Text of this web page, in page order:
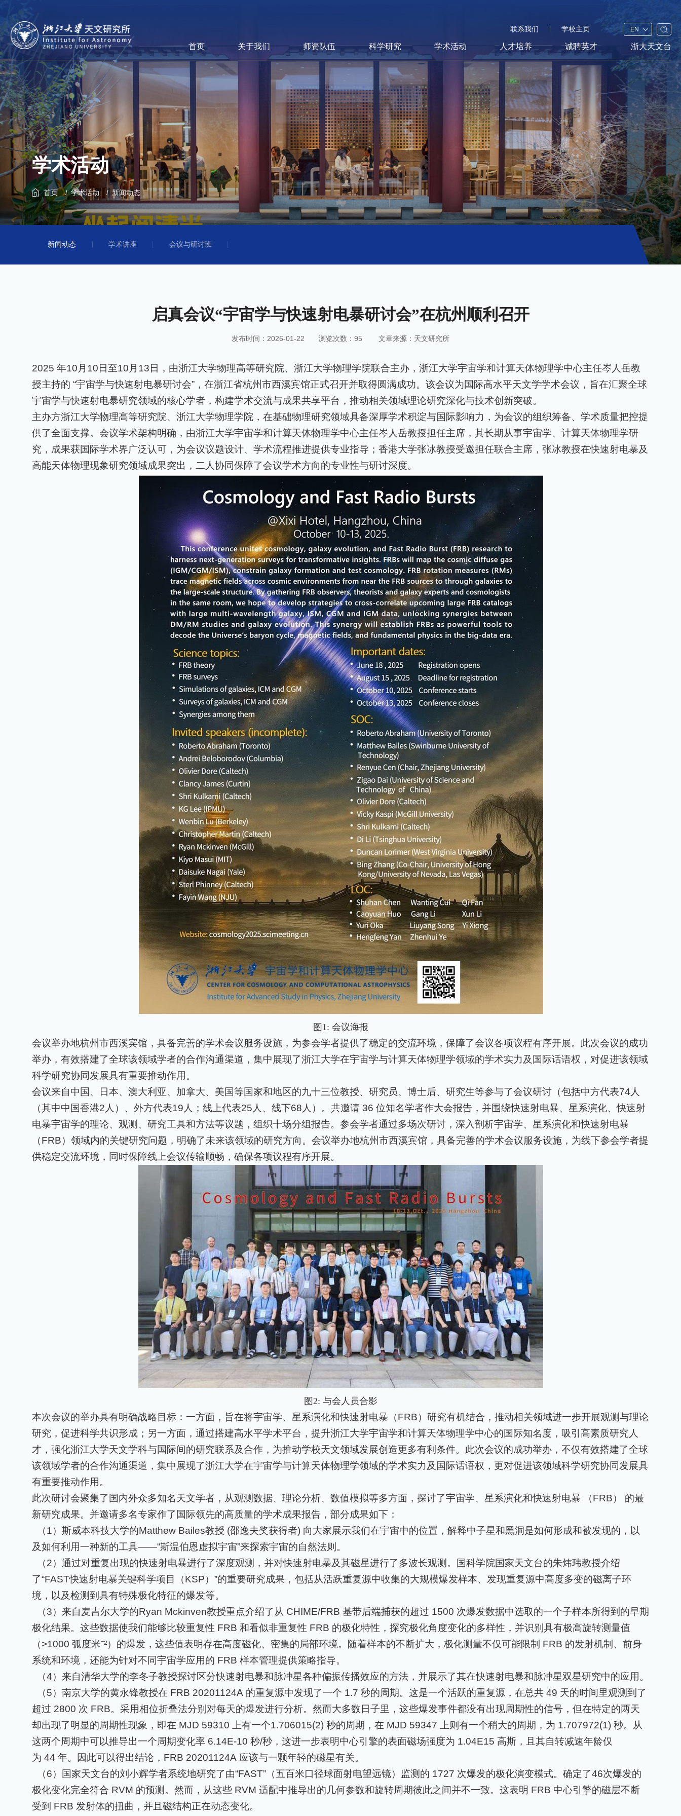
联系我们 学校主页 EN
首页 关于我们 师资队伍 科学研究 学术活动 人才培养 诚聘英才 浙大天文台
学术活动
首页 学术活动 新闻动态
新闻动态 学术讲座 会议与研讨班
启真会议“宇宙学与快速射电暴研讨会”在杭州顺利召开
发布时间：2026-01-22 浏览次数： 95 文章来源：天文研究所
2025 年10月 10 日至10月 13 日，由浙江大学物理高等研究院、浙江大学物理学院联合主办，浙江大学宇宙学和计算天体物理学中心主任岑人岳教
授主持的 “宇宙学与快速射电暴研讨会”，在浙江省杭州市西溪宾馆正式召开并取得圆满成功。该会议为国际高水平天文学学术会议，旨在汇聚全球
宇宙学与快速射电暴研究领域的核心学者，构建学术交流与成果共享平台，推动相关领域理论研究深化与技术创新突破。
主办方浙江大学物理高等研究院、浙江大学物理学院，在基础物理研究领域具备深厚学术积淀与国际影响力，为会议的组织筹备、学术质量把控提
供了全面支撑。会议学术架构明确，由浙江大学宇宙学和计算天体物理学中心主任岑人岳教授担任主席，其长期从事宇宙学、计算天体物理学研
究，成果获国际学术界广泛认可，为会议议题设计、学术流程推进提供专业指导；香港大学张冰教授受邀担任联合主席，张冰教授在快速射电暴及
高能天体物理现象研究领域成果突出，二人协同保障了会议学术方向的专业性与研讨深度。
图1: 会议海报
会议举办地杭州市西溪宾馆，具备完善的学术会议服务设施，为参会学者提供了稳定的交流环境，保障了会议各项议程有序开展。此次会议的成功
举办，有效搭建了全球该领域学者的合作沟通渠道，集中展现了浙江大学在宇宙学与计算天体物理学领域的学术实力及国际话语权，对促进该领域
科学研究协同发展具有重要推动作用。
会议来自中国、日本、澳大利亚、加拿大、美国等国家和地区的九十三位教授、研究员、博士后、研究生等参与了会议研讨（包括中方代表74人
（其中中国香港2人）、外方代表19人；线上代表25人、线下68人）。共邀请 36 位知名学者作大会报告，并围绕快速射电暴、星系演化、快速射
电暴宇宙学的理论、观测、研究工具和方法等议题，组织十场分组报告。参会学者通过多场次研讨，深入剖析宇宙学、星系演化和快速射电暴
（FRB）领域内的关键研究问题，明确了未来该领域的研究方向。会议举办地杭州市西溪宾馆，具备完善的学术会议服务设施，为线下参会学者提
供稳定交流环境，同时保障线上会议传输顺畅，确保各项议程有序开展。
图2: 与会人员合影
本次会议的举办具有明确战略目标：一方面，旨在将宇宙学、星系演化和快速射电暴（FRB）研究有机结合，推动相关领域进一步开展观测与理论
研究，促进科学共识形成；另一方面，通过搭建高水平学术平台，提升浙江大学宇宙学和计算天体物理学中心的国际知名度，吸引高素质研究人
才，强化浙江大学天文学科与国际间的研究联系及合作，为推动学校天文领域发展创造更多有利条件。此次会议的成功举办，不仅有效搭建了全球
该领域学者的合作沟通渠道，集中展现了浙江大学在宇宙学与计算天体物理学领域的学术实力及国际话语权，更对促进该领域科学研究协同发展具
有重要推动作用。
此次研讨会聚集了国内外众多知名天文学者，从观测数据、理论分析、数值模拟等多方面，探讨了宇宙学、星系演化和快速射电暴 （FRB） 的最
新研究成果。并邀请多名专家作了国际领先的高质量的学术成果报告，部分成果如下：
（1） 斯威本科技大学的Matthew Bailes教授 (邵逸夫奖获得者) 向大家展示我们在宇宙中的位置，解释中子星和黑洞是如何形成和被发现的，以
及如何利用一种新的工具——“斯温伯恩虚拟宇宙”来探索宇宙的自然法则。
（2） 通过对重复出现的快速射电暴进行了深度观测，并对快速射电暴及其磁星进行了多波长观测。国科学院国家天文台的朱炜玮教授介绍
了“FAST快速射电暴关键科学项目（KSP）”的重要研究成果，包括从活跃重复源中收集的大规模爆发样本、发现重复源中高度多变的磁离子环
境，以及检测到具有特殊极化特征的爆发等。
（3）来自麦吉尔大学的Ryan Mckinven教授重点介绍了从 CHIME/FRB 基带后端捕获的超过 1500 次爆发数据中选取的一个子样本所得到的早期
极化结果。这些数据使我们能够比较重复性 FRB 和看似非重复性 FRB 的极化特性，探究极化角度变化的多样性，并识别具有极高旋转测量值
（>1000 弧度米⁻²）的爆发，这些值表明存在高度磁化、密集的局部环境。随着样本的不断扩大，极化测量不仅可能限制 FRB 的发射机制、前身
系统和环境，还能为针对不同宇宙学应用的 FRB 样本管理提供策略指导。
（4）来自清华大学的李冬子教授探讨区分快速射电暴和脉冲星各种偏振传播效应的方法，并展示了其在快速射电暴和脉冲星双星研究中的应用。
（5）南京大学的黄永锋教授在 FRB 20201124A 的重复源中发现了一个 1.7 秒的周期。这是一个活跃的重复源，在总共 49 天的时间里观测到了
超过 2800 次 FRB。采用相位折叠法分别对每天的爆发进行分析。然而大多数日子里，这些爆发事件都没有出现周期性的信号，但在特定的两天
却出现了明显的周期性现象，即在 MJD 59310 上有一个1.706015(2) 秒的周期，在 MJD 59347 上则有一个稍大的周期，为 1.707972(1) 秒。从
这两个周期中可以推导出一个周期变化率 6.14E-10 秒/秒，这进一步表明中心引擎的表面磁场强度为 1.04E15 高斯，且其自转减速年龄仅
为 44 年。因此可以得出结论， FRB 20201124A 应该与一颗年轻的磁星有关。
（6）国家天文台的刘小辉学者系统地研究了由“FAST”（五百米口径球面射电望远镜）监测的 1727 次爆发的极化演变模式。确定了46次爆发的
极化变化完全符合 RVM 的预测。然而，从这些 RVM 适配中推导出的几何参数和旋转周期彼此之间并不一致。这表明 FRB 中心引擎的磁层不断
受到 FRB 发射体的扭曲，并且磁结构正在动态变化。